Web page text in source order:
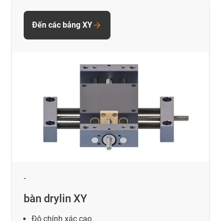
-
bàn drylin XY
Độ chính xác cao
Đến các bảng XY